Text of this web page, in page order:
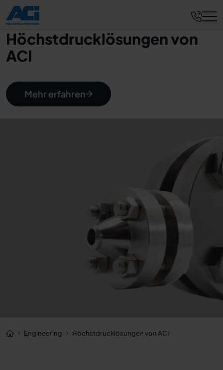
Höchstdrucklösungen von
ACI
Mehr erfahren
Engineering Höchstdrucklösungen von ACI